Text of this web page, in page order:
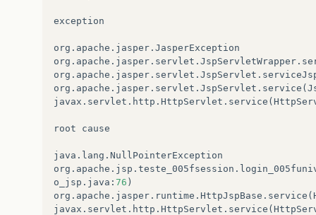
println
</body>
</html>
exception
org . apache . jasper . JasperException
org . apache . jasper . servlet . JspServletWrapper .
org . apache . jasper . servlet . JspServlet .
org . apache . jasper . servlet . JspServlet . service (
javax . servlet . http . HttpServlet . service (
root cause
java . lang . NullPointerException
org . apache . jsp . teste_005fsession .
o_jsp . java : 76 )
org . apache . jasper . runtime . HttpJspBase . service (
javax . servlet . http . HttpServlet . service (